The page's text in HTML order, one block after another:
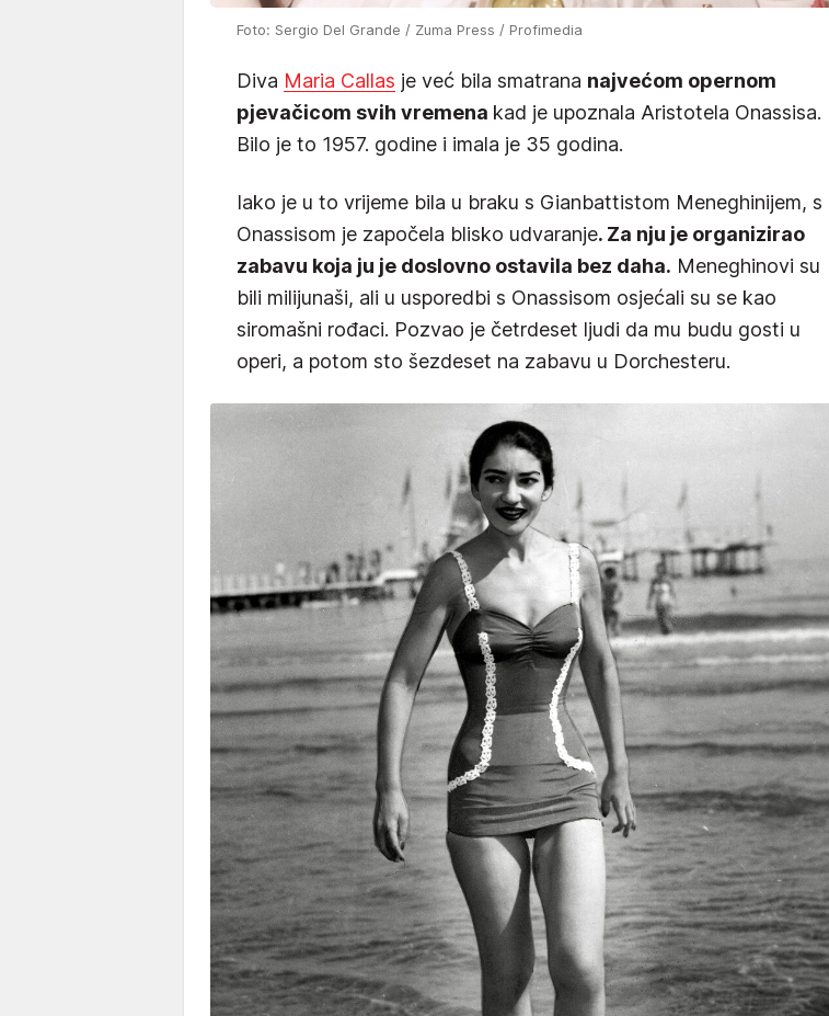
Foto: Sergio Del Grande / Zuma Press / Profimedia
Diva Maria Callas je već bila smatrana najvećom opernom
pjevačicom svih vremena kad je upoznala Aristotela Onassisa.
Bilo je to 1957. godine i imala je 35 godina.
Iako je u to vrijeme bila u braku s Gianbattistom Meneghinijem, s
Onassisom je započela blisko udvaranje. Za nju je organizirao
zabavu koja ju je doslovno ostavila bez daha. Meneghinovi su
bili milijunaši, ali u usporedbi s Onassisom osjećali su se kao
siromašni rođaci. Pozvao je četrdeset ljudi da mu budu gosti u
operi, a potom sto šezdeset na zabavu u Dorchesteru.